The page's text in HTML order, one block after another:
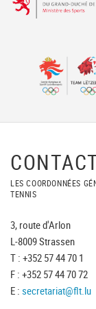
LES COORDONNÉES
TENNIS
3, route d'Arlon
L-8009 Strassen
T : +352 57 44 70 1
F : +352 57 44 70 72
E : secretariat@flt.lu